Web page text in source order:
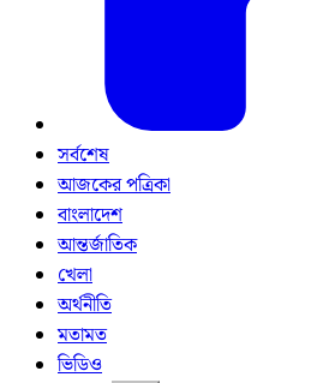
সর্বশেষ
আজকের পত্রিকা
বাংলাদেশ
আন্তর্জাতিক
খেলা
অর্থনীতি
মতামত
ভিডিও